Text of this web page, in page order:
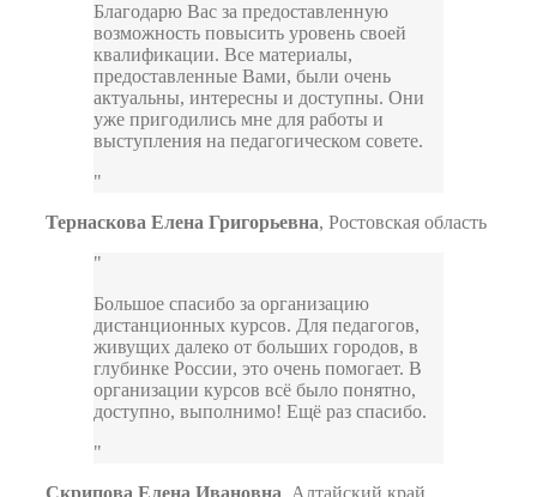
Благодарю Вас за предоставленную
возможность повысить уровень своей
квалификации. Все материалы,
предоставленные Вами, были очень
актуальны, интересны и доступны. Они
уже пригодились мне для работы и
выступления на педагогическом совете.
Тернаскова Елена Григорьевна, Ростовская область
Большое спасибо за организацию
дистанционных курсов. Для педагогов,
живущих далеко от больших городов, в
глубинке России, это очень помогает. В
организации курсов всё было понятно,
доступно, выполнимо! Ещё раз спасибо.